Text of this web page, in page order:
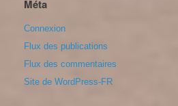
Méta
Connexion
Flux des publications
Flux des commentaires
Site de WordPress-FR